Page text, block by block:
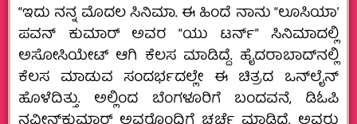
“ಇದು ನನ್ನ ಮೊದಲ ಸಿನಿಮಾ. ಈ ಹಿಂದೆ ನಾನು “ಲೂಸಿಯಾʼ
ಪವನ್‌ ಕುಮಾರ್‌ ಅವರ “ಯು ಟರ್ನ್‌” ಸಿನಿಮಾದಲ್ಲಿ
ಅಸೋಸಿಯೇಟ್‌ ಆಗಿ ಕೆಲಸ ಮಾಡಿದ್ದೆ. ಹೈದರಾಬಾದ್‌ನಲ್ಲಿ
ಕೆಲಸ ಮಾಡುವ ಸಂದರ್ಭದಲ್ಲೇ ಈ ಚಿತ್ರದ ಒನ್‌ಲೈನ್‌
ಹೊಳೆದಿತ್ತು. ಅಲ್ಲಿಂದ ಬೆಂಗಳೂರಿಗೆ ಬಂದವನೆ, ಡಿಓಪಿ